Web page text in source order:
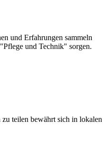
und Erfahrungen sammeln
und Technik" sorgen.
teilen bewährt sich in lokalen